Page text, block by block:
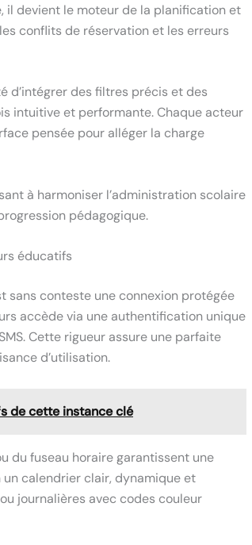
il devient le moteur de la planification et
conflits de réservation et les erreurs
d’intégrer des filtres précis et des
intuitive et performante. Chaque acteur
pensée pour alléger la charge
à harmoniser l’administration scolaire
pédagogique.
éducatifs
sans conteste une connexion protégée
accède via une authentification unique
Cette rigueur assure une parfaite
d’utilisation.
de cette instance clé
du fuseau horaire garantissent une
calendrier clair, dynamique et
journalières avec codes couleur